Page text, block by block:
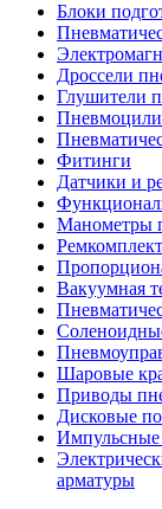
Блоки
Дроссели
Глушители
Фитинги
Датчики и
Манометры
Вакуумная
Шаровые
Приводы
Дисковые
арматуры